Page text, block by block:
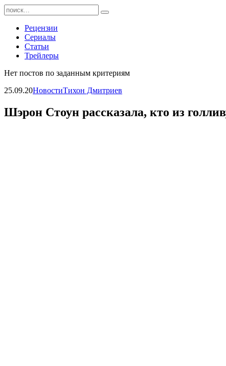
Найти:
Рецензии
Сериалы
Статьи
Трейлеры
Нет постов по заданным критериям
25.09.20НовостиТихон Дмитриев
Шэрон Стоун рассказала, кто из